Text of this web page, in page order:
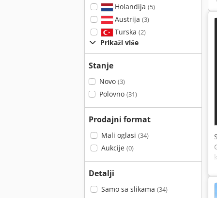
Holandija (5)
Austrija (3)
Turska (2)
Prikaži više
Stanje
Novo (3)
Polovno (31)
Prodajni format
Mali oglasi (34)
Aukcije (0)
Detalji
Samo sa slikama (34)